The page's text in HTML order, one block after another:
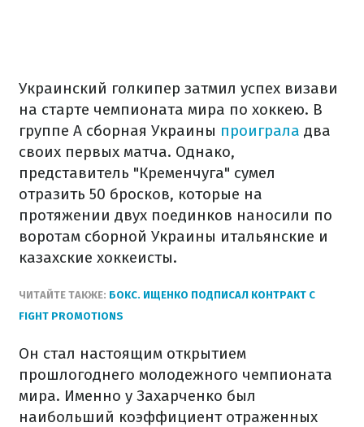
Украинский голкипер затмил успех визави
на старте чемпионата мира по хоккею. В
группе A сборная Украины проиграла два
своих первых матча. Однако,
представитель "Кременчуга" сумел
отразить 50 бросков, которые на
протяжении двух поединков наносили по
воротам сборной Украины итальянские и
казахские хоккеисты.
ЧИТАЙТЕ ТАКЖЕ: БОКС. ИЩЕНКО ПОДПИСАЛ КОНТРАКТ С
FIGHT PROMOTIONS
Он стал настоящим открытием
прошлогоднего молодежного чемпионата
мира. Именно у Захарченко был
наибольший коэффициент отраженных